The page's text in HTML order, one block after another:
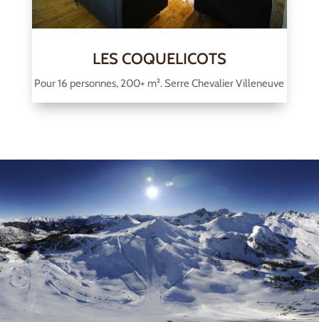
LES COQUELICOTS
Pour 16 personnes, 200+ m². Serre Chevalier Villeneuve